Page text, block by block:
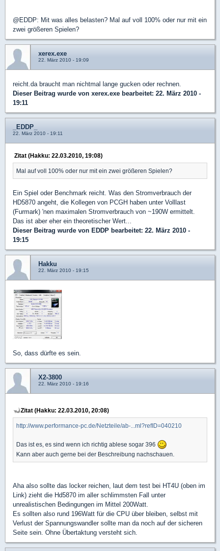
@EDDP: Mit was alles belasten? Mal auf voll 100% oder nur mit ein
zwei größeren Spielen?
xerex.exe
22. März 2010 - 19:09
reicht.da braucht man nichtmal lange gucken oder rechnen.
Dieser Beitrag wurde von xerex.exe bearbeitet: 22. März 2010 -
19:11
_EDDP_
22. März 2010 - 19:11
Zitat (Hakku: 22.03.2010, 19:08)
Mal auf voll 100% oder nur mit ein zwei größeren Spielen?
Ein Spiel oder Benchmark reicht. Was den Stromverbrauch der
HD5870 angeht, die Kollegen von PCGH haben unter Volllast
(Furmark) 'nen maximalen Stromverbrauch von ~190W ermittelt.
Das ist aber eher ein theoretischer Wert...
Dieser Beitrag wurde von EDDP bearbeitet: 22. März 2010 -
19:15
Hakku
22. März 2010 - 19:15
So, dass dürfte es sein.
X2-3800
22. März 2010 - 19:16
Zitat (Hakku: 22.03.2010, 20:08)
http://www.performance-pc.de/Netzteile/ab-...ml?refID=040210
Das ist es, es sind wenn ich richtig ablese sogar 396
Kann aber auch gerne bei der Beschreibung nachschauen.
Aha also sollte das locker reichen, laut dem test bei HT4U (oben im
Link) zieht die Hd5870 im aller schlimmsten Fall unter
unrealistischen Bedingungen im Mittel 200Watt.
Es sollten also rund 196Watt für die CPU über bleiben, selbst mit
Verlust der Spannungswandler sollte man da noch auf der sicheren
Seite sein. Ohne Übertaktung versteht sich.